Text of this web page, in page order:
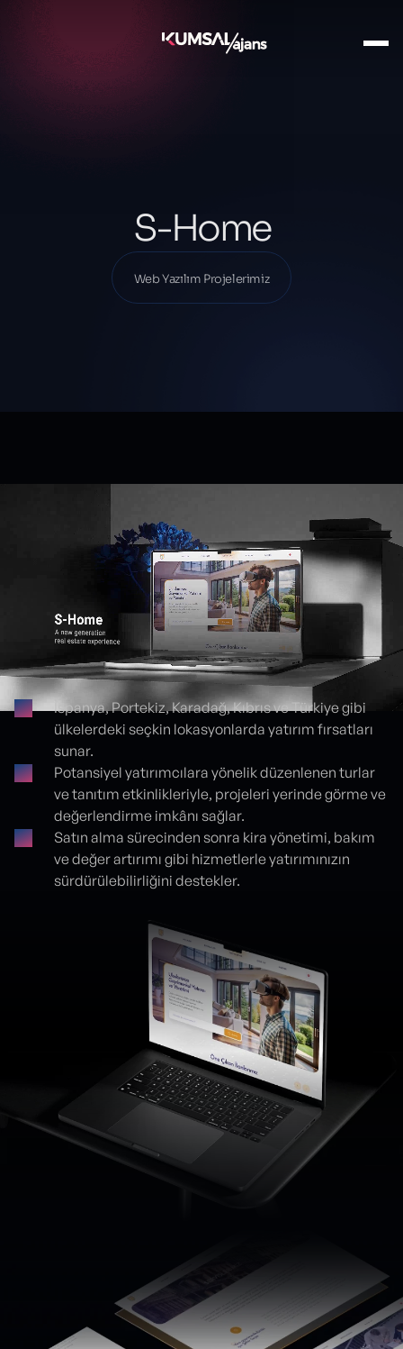
Projelerimiz
Web Yazılım Projelerimiz
S-Home
Web Yazılım Projelerimiz
Proje detayları
İspanya, Portekiz, Karadağ, Kıbrıs ve Türkiye gibi
ülkelerdeki seçkin lokasyonlarda yatırım fırsatları
sunar.
Potansiyel yatırımcılara yönelik düzenlenen turlar
ve tanıtım etkinlikleriyle, projeleri yerinde görme ve
değerlendirme imkânı sağlar.
Satın alma sürecinden sonra kira yönetimi, bakım
ve değer artırımı gibi hizmetlerle yatırımınızın
sürdürülebilirliğini destekler.